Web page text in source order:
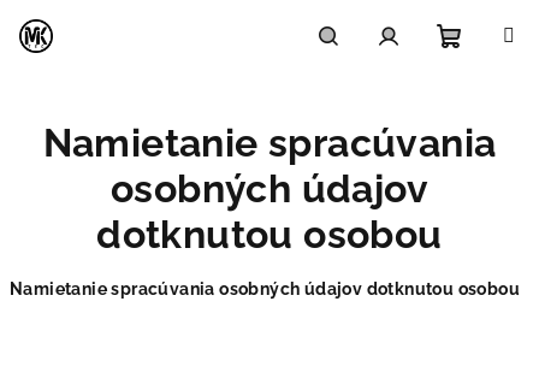
obsah
košík
Namietanie spracúvania
osobných údajov
dotknutou osobou
Namietanie spracúvania osobných údajov dotknutou osobou